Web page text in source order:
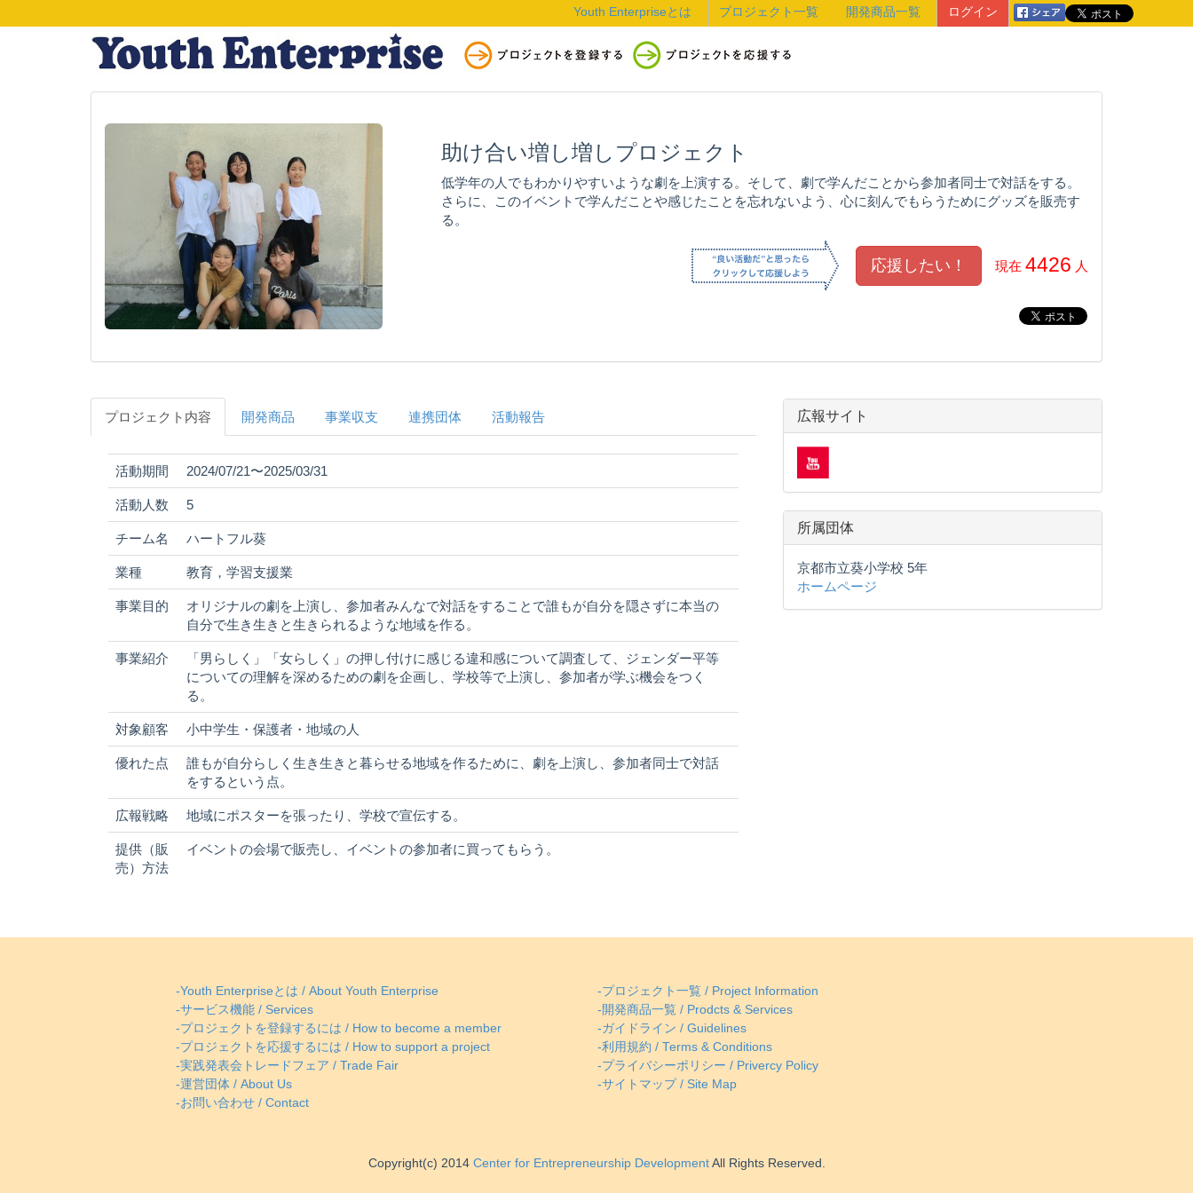
ログイン
開発商品一覧
プロジェクト一覧
Youth Enterpriseとは
助け合い増し増しプロジェクト
低学年の人でもわかりやすいような劇を上演する。そして、劇で学んだことから参加者同士で対話をする。
さらに、このイベントで学んだことや感じたことを忘れないよう、心に刻んでもらうためにグッズを販売す
る。
現在 4426 人
プロジェクト内容 開発商品 事業収支 連携団体 活動報告
活動期間 2024/07/21〜2025/03/31
活動人数 5
チーム名 ハートフル葵
業種 教育，学習支援業
事業目的
オリジナルの劇を上演し、参加者みんなで対話をすることで誰もが自分を隠さずに本当の
自分で生き生きと生きられるような地域を作る。
事業紹介
「男らしく」「女らしく」の押し付けに感じる違和感について調査して、ジェンダー平等
についての理解を深めるための劇を企画し、学校等で上演し、参加者が学ぶ機会をつく
る。
対象顧客 小中学生・保護者・地域の人
優れた点
誰もが自分らしく生き生きと暮らせる地域を作るために、劇を上演し、参加者同士で対話
をするという点。
広報戦略 地域にポスターを張ったり、学校で宣伝する。
提供（販
売）方法
イベントの会場で販売し、イベントの参加者に買ってもらう。
広報サイト
所属団体
京都市立葵小学校 5年
ホームページ
-Youth Enterpriseとは / About Youth Enterprise
-プロジェクト一覧 / Project Information
-サービス機能 / Services
-開発商品一覧 / Prodcts & Services
-プロジェクトを登録するには / How to become a member
-ガイドライン / Guidelines
-プロジェクトを応援するには / How to support a project
-利用規約 / Terms & Conditions
-実践発表会トレードフェア / Trade Fair
-プライバシーポリシー / Privercy Policy
-運営団体 / About Us
-サイトマップ / Site Map
-お問い合わせ / Contact
Copyright(c) 2014Center for Entrepreneurship DevelopmentAll Rights Reserved.